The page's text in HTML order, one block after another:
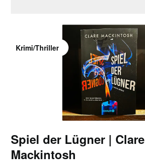
Krimi/Thriller
Spiel der Lügner | Clare
Mackintosh